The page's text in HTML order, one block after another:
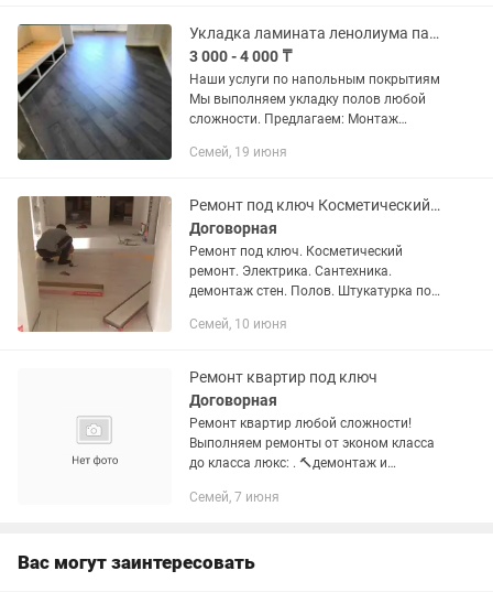
качественно!
Укладка ламината ленолиума паркета и прочие напольные работы
3 000 - 4 000 ₸
Наши услуги по напольным покрытиям
Мы выполняем укладку полов любой
сложности. Предлагаем: Монтаж
Укладку линолеума — без складок, с
Семей, 19 июня
Ремонт под ключ Косметический ремонт
Договорная
Ремонт под ключ. Косметический
ремонт. Электрика. Сантехника.
демонтаж стен. Полов. Штукатурка под
Стяжка. Наливной пол. Ламинат.
Семей, 10 июня
Ремонт квартир под ключ
Договорная
Ремонт квартир любой сложности!
Выполняем ремонты от эконом класса
до класса люкс: . 🔨демонтаж и
отопление,вентиляция 🧲
Семей, 7 июня
Вас могут заинтересовать